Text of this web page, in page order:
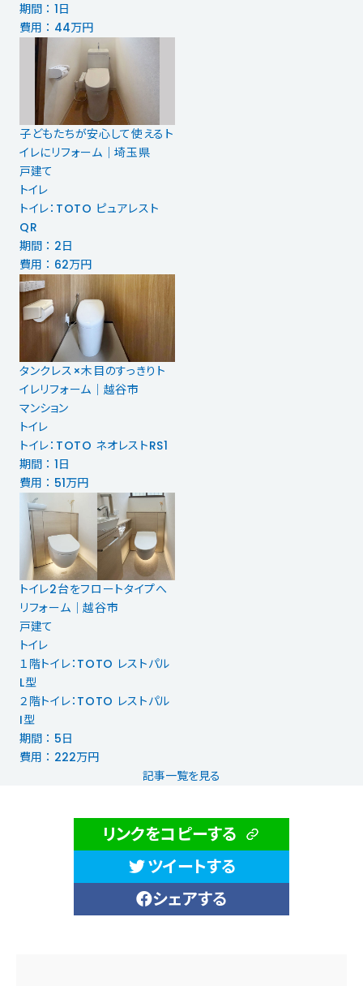
期間 ： 1日
費用 ： 44万円
子どもたちが安心して使えるト
イレにリフォーム｜埼玉県
戸建て
トイレ
トイレ：TOTO ピュアレスト
QR
期間 ： 2日
費用 ： 62万円
タンクレス×木目のすっきりト
イレリフォーム｜越谷市
マンション
トイレ
トイレ：TOTO ネオレストRS1
期間 ： 1日
費用 ： 51万円
トイレ2台をフロートタイプへ
リフォーム｜越谷市
戸建て
トイレ
１階トイレ：TOTO レストパル
L型
２階トイレ：TOTO レストパル
I型
期間 ： 5日
費用 ： 222万円
記事一覧を見る
リンクをコピーする
ツイートする
シェアする